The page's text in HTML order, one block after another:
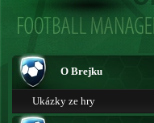
O Brejku
Ukázky ze hry